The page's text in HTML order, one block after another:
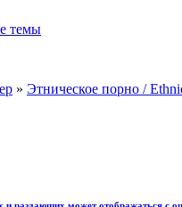
темы
» Этническое порно /